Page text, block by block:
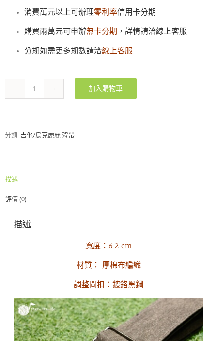
消費萬元以上可辦理零利率信用卡分期
購買兩萬元可申辦無卡分期 ，詳情請洽線上客服
分期如需更多期數請洽線上客服
RockYou
鏽
版)
加入購物車
分類:吉他/烏克麗麗 背帶
描述
評價 (0)
描述
寬度：6.2 cm
材質： 厚棉布編織
調整閘扣：鍍鉻黑鋼